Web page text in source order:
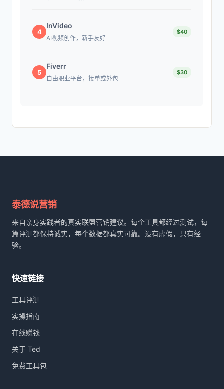
4
InVideo
AI视频创作，新手友好
$40
5
Fiverr
自由职业平台，接单或外包
$30
泰德说营销
来自亲身实践者的真实联盟营销建议。每个工具都经过测试，每
篇评测都保持诚实，每个数据都真实可靠。没有虚假，只有经
验。
快速链接
工具评测
实操指南
在线赚钱
关于 Ted
免费工具包